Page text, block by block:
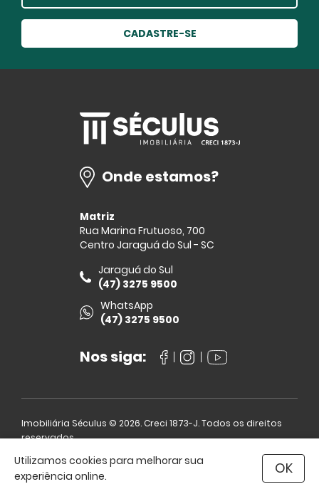
CADASTRE-SE
Utilizamos cookies para melhorar sua
experiência online.
OK
Onde estamos?
Matriz
Rua Marina Frutuoso, 700
Centro Jaraguá do Sul - SC
Jaraguá do Sul
(47) 3275 9500
WhatsApp
(47) 3275 9500
Nos siga:
Imobiliária Séculus © 2026. Creci 1873-J. Todos os direitos
reservados.
seculus@seculus.net